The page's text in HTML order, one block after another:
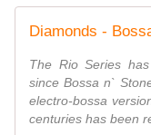
The Rio Series
since Bossa n`
electro-bossa
centuries has been